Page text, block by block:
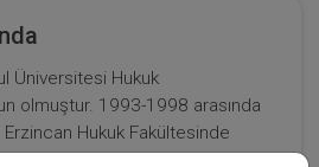
Üniversitesi Hukuk
olmuştur. 1993-1998 arasında
Hukuk Fakültesinde
çalışmıştır. !995 yılında